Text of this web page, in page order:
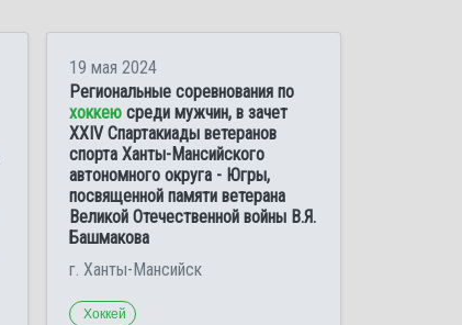
19 мая 2024
Региональные соревнования по
хоккею среди мужчин, в зачет
XXIV Спартакиады ветеранов
спорта Ханты-Мансийского
автономного округа - Югры,
посвященной памяти ветерана
Великой Отечественной войны В.Я.
Башмакова
г. Ханты-Мансийск
Хоккей